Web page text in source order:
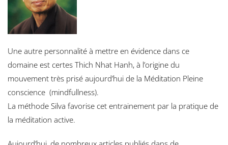
Une autre personnalité à mettre en évidence dans ce
domaine est certes Thich Nhat Hanh, à l’origine du
mouvement très prisé aujourd’hui de la Méditation Pleine
conscience (mindfullness).
La méthode Silva favorise cet entrainement par la pratique de
la méditation active.